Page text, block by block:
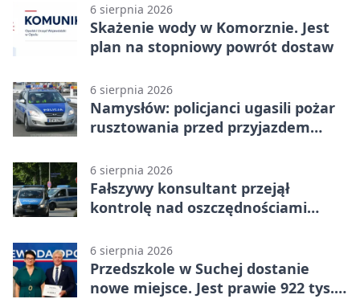
6 sierpnia 2026
Skażenie wody w Komorznie. Jest
plan na stopniowy powrót dostaw
6 sierpnia 2026
Namysłów: policjanci ugasili pożar
rusztowania przed przyjazdem
6 sierpnia 2026
Fałszywy konsultant przejął
kontrolę nad oszczędnościami
6 sierpnia 2026
Przedszkole w Suchej dostanie
nowe miejsce. Jest prawie 922 tys.